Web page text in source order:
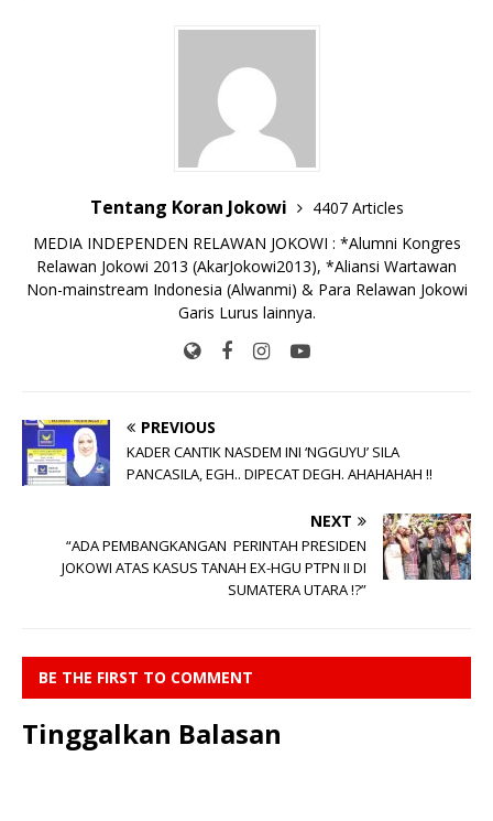
A Li
n
o
Tentang Koran Jokowi
4407 Articles
MEDIA INDEPENDEN RELAWAN JOKOWI : *Alumni Kongres
Relawan Jokowi 2013 (AkarJokowi2013), *Aliansi Wartawan
Non-mainstream Indonesia (Alwanmi) & Para Relawan Jokowi
Garis Lurus lainnya.
PREVIOUS
KADER CANTIK NASDEM INI ‘NGGUYU’ SILA
PANCASILA, EGH.. DIPECAT DEGH. AHAHAHAH !!
NEXT
“ADA PEMBANGKANGAN PERINTAH PRESIDEN
JOKOWI ATAS KASUS TANAH EX-HGU PTPN II DI
SUMATERA UTARA !?”
BE THE FIRST TO COMMENT
Tinggalkan Balasan